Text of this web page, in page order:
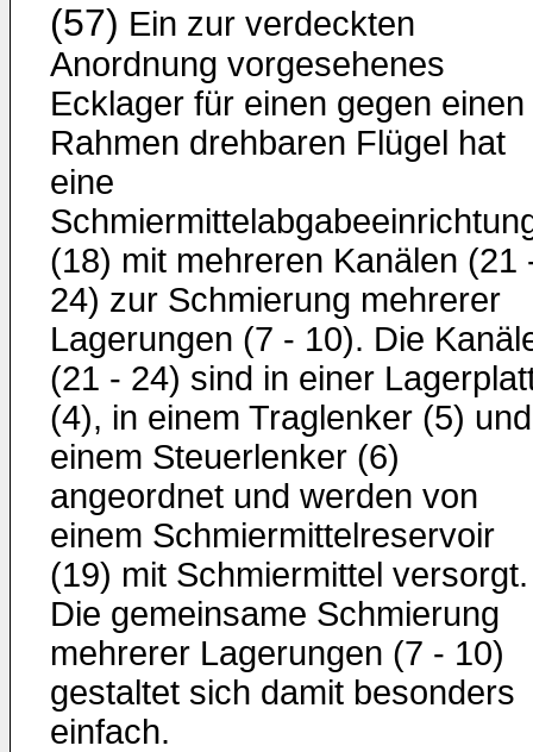
(57) Ein zur verdeckten
Anordnung vorgesehenes
Ecklager für einen gegen einen
Rahmen drehbaren Flügel hat
eine
(18) mit mehreren Kanälen (21
24) zur Schmierung mehrerer
Lagerungen (7 - 10). Die
(21 - 24) sind in einer
(4), in einem Traglenker (5) und
einem Steuerlenker (6)
angeordnet und werden von
einem Schmiermittelreservoir
(19) mit Schmiermittel versorgt.
Die gemeinsame Schmierung
mehrerer Lagerungen (7 - 10)
gestaltet sich damit besonders
einfach.